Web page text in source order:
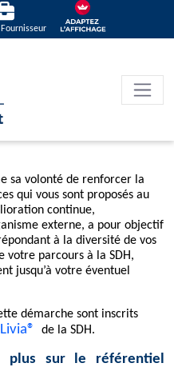
Fournisseur
sa volonté de renforcer la
qui vous sont proposés au
continue,
externe, a pour objectif
à la diversité de vos
votre parcours à la SDH,
jusqu’à votre éventuel
démarche sont inscrits
de la SDH.
plus sur le référentiel